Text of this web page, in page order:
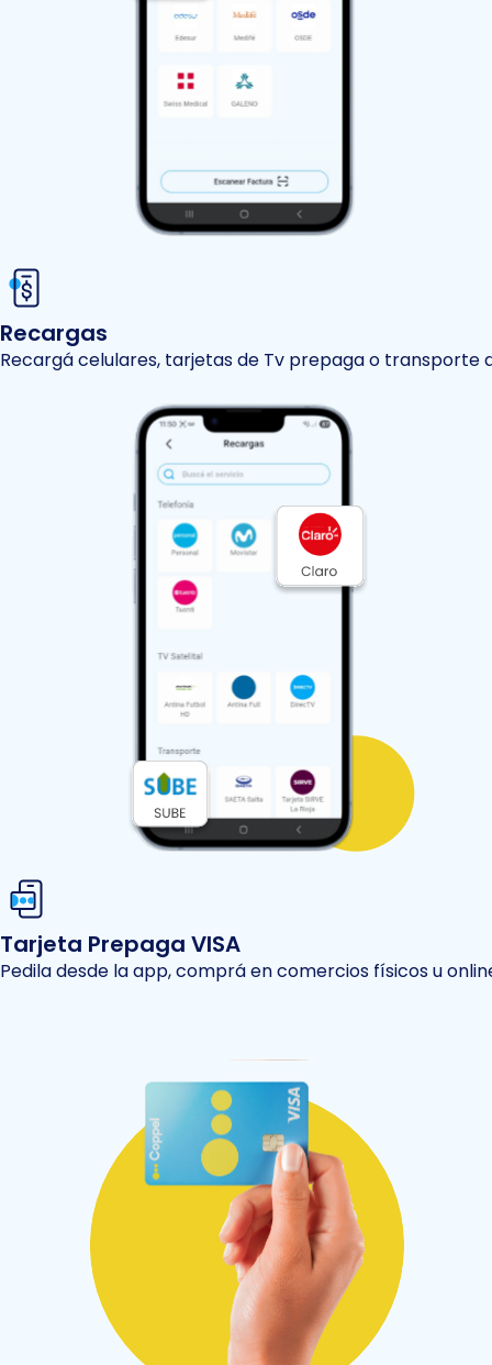
Recargas
Recargá celulares, tarjetas de Tv prepaga o transporte
Tarjeta Prepaga VISA
Pedila desde la app, comprá en comercios físicos u